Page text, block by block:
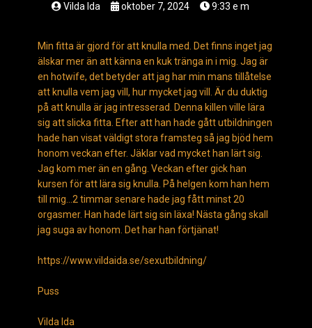
Vilda Ida oktober 7, 2024 9:33 e m
Min fitta är gjord för att knulla med. Det finns inget jag
älskar mer än att känna en kuk tränga in i mig. Jag är
en hotwife, det betyder att jag har min mans tillåtelse
att knulla vem jag vill, hur mycket jag vill. Är du duktig
på att knulla är jag intresserad. Denna killen ville lära
sig att slicka fitta. Efter att han hade gått utbildningen
hade han visat väldigt stora framsteg så jag bjöd hem
honom veckan efter. Jäklar vad mycket han lärt sig.
Jag kom mer än en gång. Veckan efter gick han
kursen för att lära sig knulla. På helgen kom han hem
till mig…2 timmar senare hade jag fått minst 20
orgasmer. Han hade lärt sig sin läxa! Nästa gång skall
jag suga av honom. Det har han förtjänat!
https://www.vildaida.se/sexutbildning/
Puss
Vilda Ida